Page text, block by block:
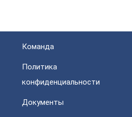
Команда
Политика
конфиденциальности
Документы